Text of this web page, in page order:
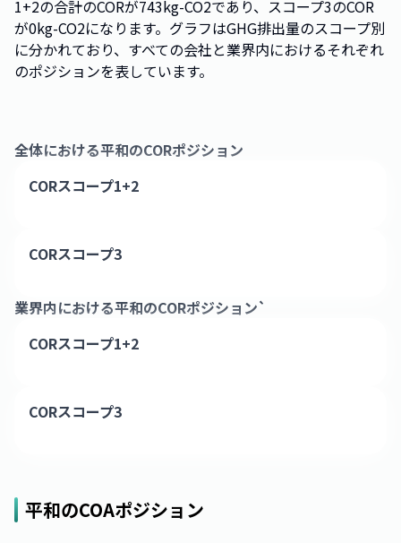
1+2の合計のCORが743kg-CO2であり、スコープ3のCOR
が0kg-CO2になります。グラフはGHG排出量のスコープ別
に分かれており、すべての会社と業界内におけるそれぞれ
のポジションを表しています。
全体における平和のCORポジション
CORスコープ1+2
CORスコープ3
業界内における平和のCORポジション`
CORスコープ1+2
CORスコープ3
平和のCOAポジション